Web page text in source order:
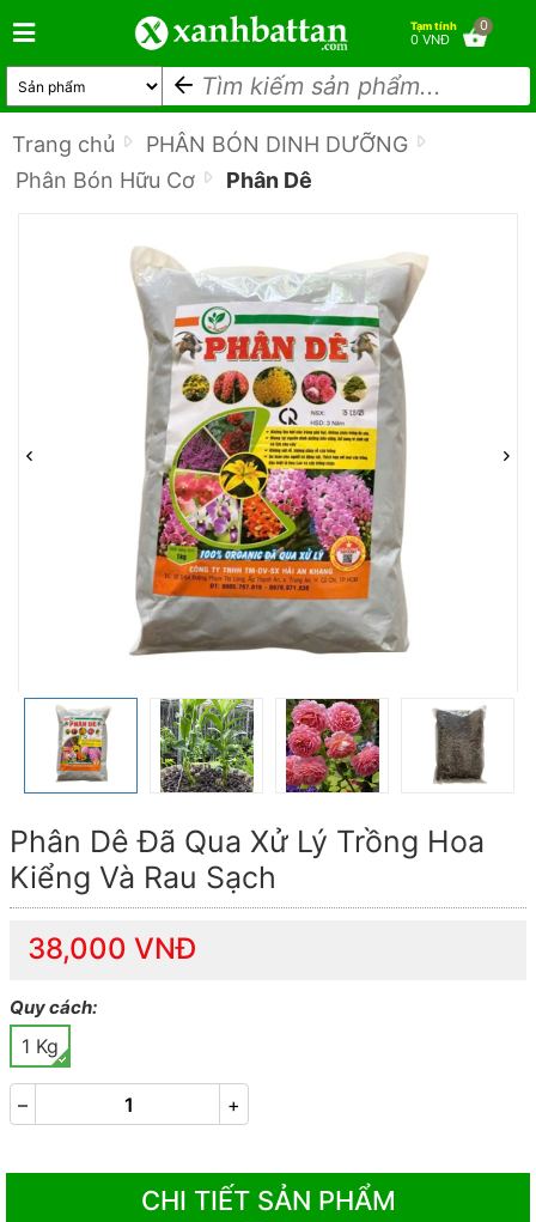
0
Tạm tính
0 VNĐ
Trang chủ
PHÂN BÓN DINH DƯỠNG
Phân Bón Hữu Cơ
Phân Dê
Phân Dê Đã Qua Xử Lý Trồng Hoa
Kiểng Và Rau Sạch
38,000 VNĐ
Quy cách:
1 Kg
+
–
CHI TIẾT SẢN PHẨM